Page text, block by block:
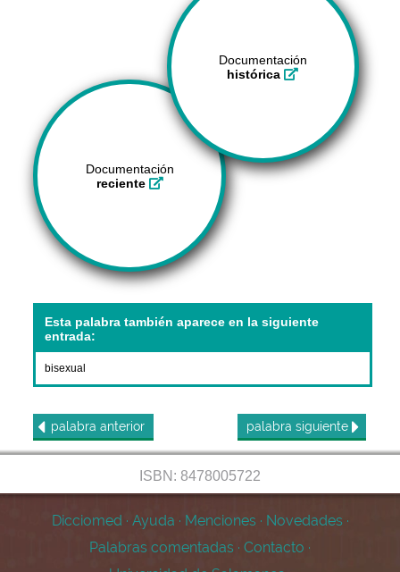
Documentación
histórica
Documentación
reciente
Esta palabra también aparece en la siguiente
entrada:
bisexual
palabra anterior palabra siguiente
ISBN: 8478005722
Dicciomed · Ayuda · Menciones · Novedades ·
Palabras comentadas · Contacto ·